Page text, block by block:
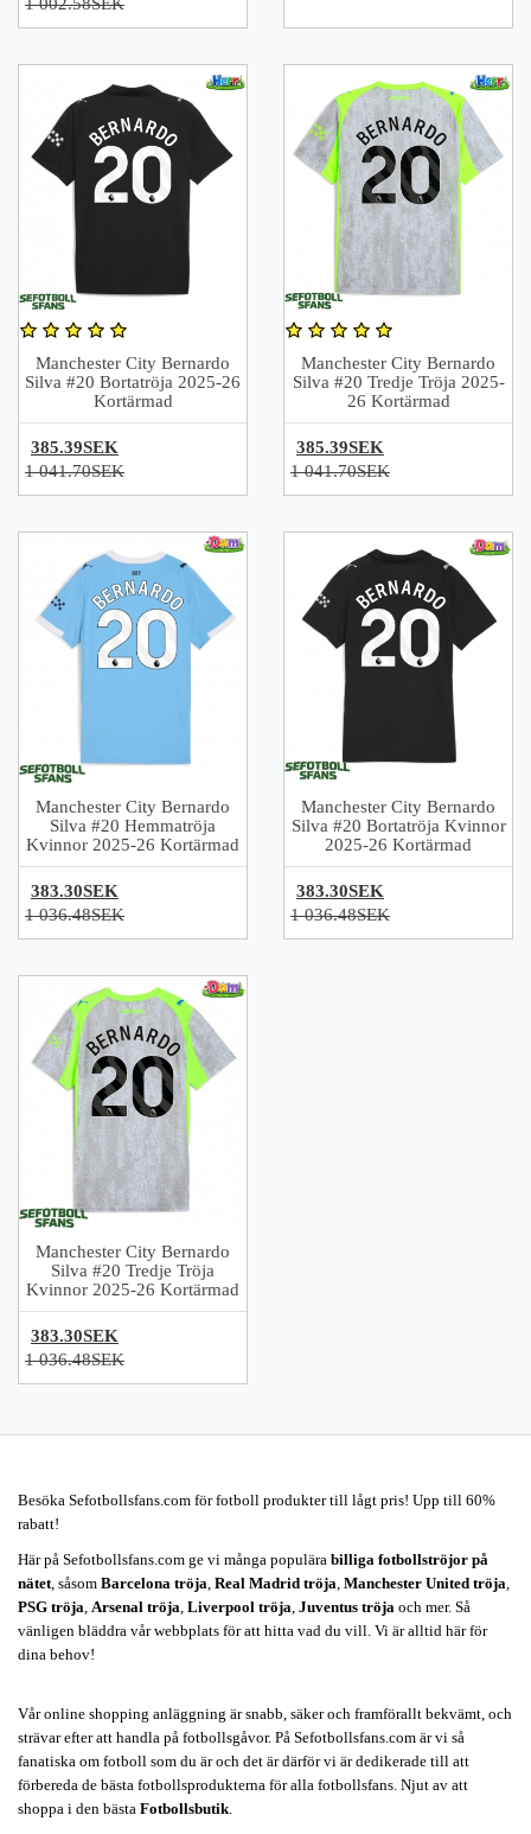
Manchester City Bernardo
Silva #20 Bortatröja 2025-26
Kortärmad
385.39SEK
1 041.70SEK
Manchester City Bernardo
Silva #20 Tredje Tröja 2025-
26 Kortärmad
385.39SEK
1 041.70SEK
Manchester City Bernardo
Silva #20 Hemmatröja
Kvinnor 2025-26 Kortärmad
383.30SEK
1 036.48SEK
Manchester City Bernardo
Silva #20 Bortatröja Kvinnor
2025-26 Kortärmad
383.30SEK
1 036.48SEK
Manchester City Bernardo
Silva #20 Tredje Tröja
Kvinnor 2025-26 Kortärmad
383.30SEK
1 036.48SEK
Besöka Sefotbollsfans.com för fotboll produkter till lågt pris! Upp till 60%
rabatt!
Här på Sefotbollsfans.com ge vi många populära billiga fotbollströjor på
nätet , såsom Barcelona tröja Real Madrid tröja Manchester United tröja
PSG tröja Arsenal tröja Liverpool tröja Juventus tröja och mer. Så
vänligen bläddra vår webbplats för att hitta vad du vill. Vi är alltid här för
dina behov!
Vår online shopping anläggning är snabb, säker och framförallt bekvämt, och
strävar efter att handla på fotbollsgåvor. På Sefotbollsfans.com är vi så
fanatiska om fotboll som du är och det är därför vi är dedikerade till att
förbereda de bästa fotbollsprodukterna för alla fotbollsfans. Njut av att
shoppa i den bästa Fotbollsbutik